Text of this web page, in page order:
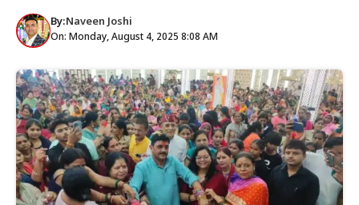
By:Naveen Joshi
On: Monday, August 4, 2025 8:08 AM